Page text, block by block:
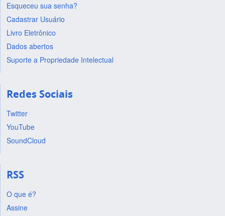
Esqueceu sua senha?
Cadastrar Usuário
Livro Eletrônico
Dados abertos
Suporte a Propriedade Intelectual
Redes Sociais
Twitter
YouTube
SoundCloud
RSS
O que é?
Assine